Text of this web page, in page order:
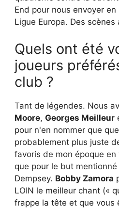
End pour nous envoyer
Ligue Europa. Des scènes
Quels ont été
joueurs
club ?
Tant de légendes. Nous
Moore, Georges Meilleur
pour n'en nommer que
probablement plus juste
favoris de mon époque en
que pour le but
Dempsey. Bobby Zamora
LOIN le meilleur chant («
frappe la tête et que vous